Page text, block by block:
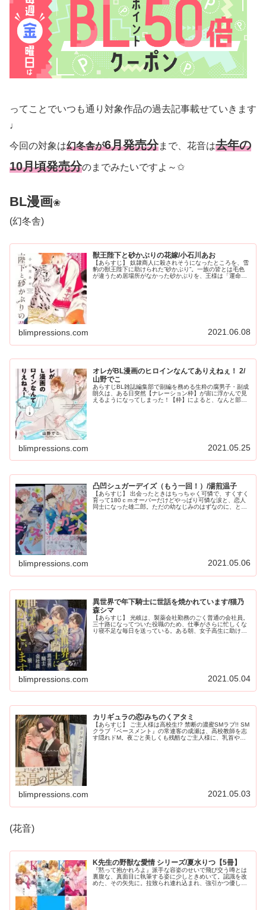
ってことでいつも通り対象作品の過去記事載せていきます
♩
今回の対象は幻冬舎が6月発売分まで、花音は去年の
10月頃発売分のまでみたいですよ～✩
BL漫画❀
(幻冬舎)
獣王陛下と砂かぶりの花嫁/小石川あお
【あらすじ】 奴隷商人に殺されそうになったところを、雪
豹の獣王陛下に助けられた”砂かぶり”。一族の皆とは毛色
が違うため居場所がなかった砂かぶりを、王様は「運命の
blimpressions.com 2021.06.08
オレがBL漫画のヒロインなんてありえねぇ！ 2/
山野でこ
あらすじBL雑誌編集部で副編を務める生粋の腐男子・副成
朗久は、ある日突然【ナレーション枠】が宙に浮かんで見
えるようになってしまった！【枠】によると、なんと部下
blimpressions.com 2021.05.25
凸凹シュガーデイズ（もう一回！）/湯煎温子
【あらすじ】 出会ったときはちっちゃく可憐で、すくすく
育って180ｃｍオーバーだけどやっぱり可憐な涙と、恋人
同士になった雄二郎。ただの幼なじみのはずなのに、と燻
blimpressions.com 2021.05.06
異世界で年下騎士に世話を焼かれています/猫乃
森シマ
【あらすじ】 光岐は、製薬会社勤務のごく普通の会社員。
三十路になってついた役職のため、仕事がさらに忙しくな
り寝不足な毎日を送っている。ある朝、女子高生に助けを
blimpressions.com 2021.05.04
カリギュラの恋/みちのくアタミ
【あらすじ】 ご主人様は高校生!? 禁断の濃蜜SMラブ!! SM
クラブ『ベースメント』の常連客の成瀬は、高校教師を志
す隠れドM。夜ごと美しくも残酷なご主人様に、乳首や尻
blimpressions.com 2021.05.03
(花音)
K先生の野獣な愛情 シリーズ/夏水りつ【5冊】
『黙って抱かれろよ』派手な容姿のせいで飛び交う噂とは
裏腹な、真面目に執筆する姿に少しときめいて。認識を改
めた、その矢先に。拉致られ連れ込まれ、強引かつ優しく